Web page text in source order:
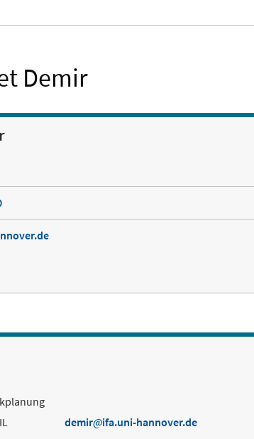
Demir
demir
ifa.uni-hannover.de